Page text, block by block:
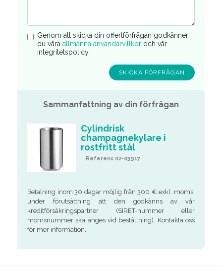
Genom att skicka din offertförfrågan godkänner
du våra allmänna användarvillkoroch vår
integritetspolicy.
Sammanfattning av din förfrågan
Cylindrisk
champagnekylare i
rostfritt stål
Referens 02-03917
Betalning inom 30 dagar möjlig från 300 € exkl. moms,
under förutsättning att den godkänns av vår
kreditförsäkringspartner (SIRET-nummer eller
momsnummer ska anges vid beställning). Kontakta oss
för mer information.